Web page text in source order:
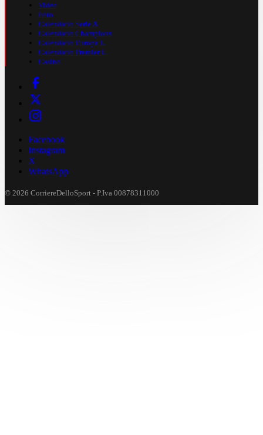
Video
Foto
Calendario Serie A
Calendario Champions
Calendario Europa L.
Calendario Premier L.
Casinò
Facebook
Instagram
X
WhatsApp
© 2026 CorriereDelloSport - P.Iva 00878311000